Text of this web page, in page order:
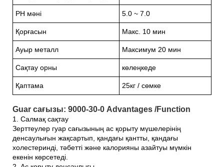
PH мәні 5.0 ~ 7.0
Қорғасын Макс. 10 мин
Ауыр металл Максимум 20 мин
Сақтау орны көлеңкеде
Қаптама 25кг / сөмке
Guar сағызы: 9000-30-0 Advantages /Function
1. Салмақ сақтау
Зерттеулер гуар сағызының ас қорыту мүшелерінің
денсаулығын жақсартып, қандағы қантты, қандағы
холестеринді, тәбетті және калорияны азайтуы мүмкін
екенін көрсетеді.